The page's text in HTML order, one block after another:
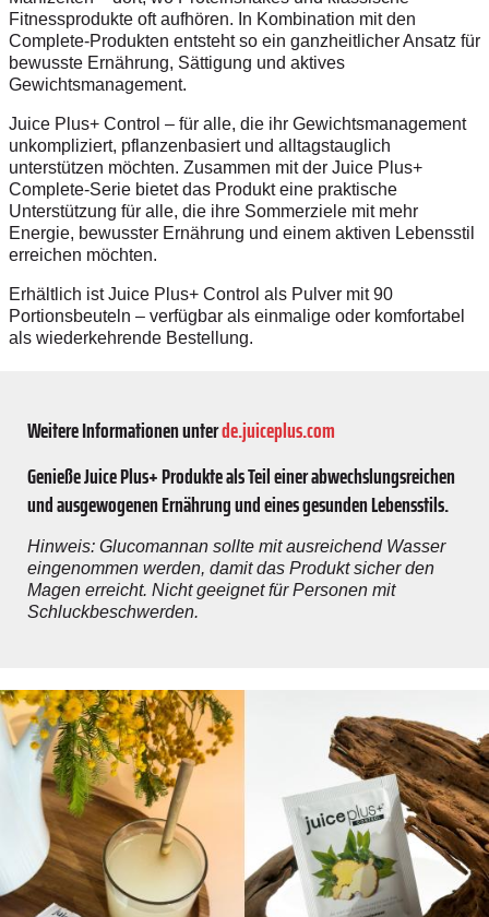
Fitnessprodukte oft aufhören. In Kombination mit den
Complete-Produkten entsteht so ein ganzheitlicher Ansatz für
bewusste Ernährung, Sättigung und aktives
Gewichtsmanagement.
Juice Plus+ Control – für alle, die ihr Gewichtsmanagement
unkompliziert, pflanzenbasiert und alltagstauglich
unterstützen möchten. Zusammen mit der Juice Plus+
Complete-Serie bietet das Produkt eine praktische
Unterstützung für alle, die ihre Sommerziele mit mehr
Energie, bewusster Ernährung und einem aktiven Lebensstil
erreichen möchten.
Erhältlich ist Juice Plus+ Control als Pulver mit 90
Portionsbeuteln – verfügbar als einmalige oder komfortabel
als wiederkehrende Bestellung.
Weitere Informationen unterde.juiceplus.com
Genieße Juice Plus+ Produkte als Teil einer abwechslungsreichen
und ausgewogenen Ernährung und eines gesunden Lebensstils.
Hinweis: Glucomannan sollte mit ausreichend Wasser
eingenommen werden, damit das Produkt sicher den
Magen erreicht. Nicht geeignet für Personen mit
Schluckbeschwerden.